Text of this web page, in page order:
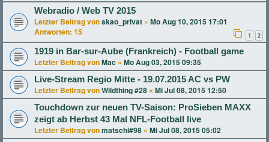
Webradio / Web TV 2015
Letzter Beitrag vonskao_privat « Mo Aug 10, 2015 17:01
Antworten: 15 1 2
1919 in Bar-sur-Aube (Frankreich) - Football game
Letzter Beitrag vonMac « Mo Aug 03, 2015 09:35
Live-Stream Regio Mitte - 19.07.2015 AC vs PW
Letzter Beitrag vonWildthing #28 « Mi Jul 08, 2015 12:50
Touchdown zur neuen TV-Saison: ProSieben MAXX
zeigt ab Herbst 43 Mal NFL-Football live
Letzter Beitrag vonmatschi#98 « Mi Jul 08, 2015 05:02